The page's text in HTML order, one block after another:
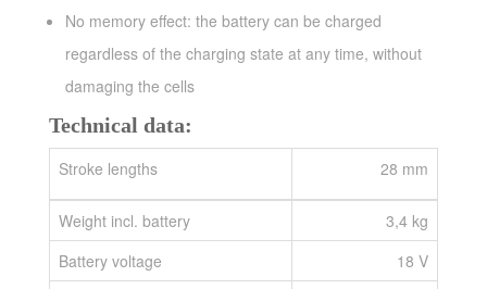
No memory effect: the battery can be charged
regardless of the charging state at any time, without
damaging the cells
Technical data:
Stroke lengths 28 mm
Weight incl. battery
3,4 kg
Battery voltage
18 V